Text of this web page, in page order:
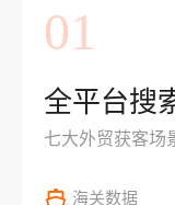
01
全平台搜
七大外贸获客场
海关数据